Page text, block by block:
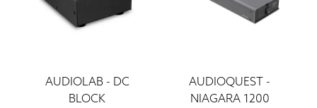
AUDIOLAB- DC
BLOCK
AUDIOQUEST -
NIAGARA 1200